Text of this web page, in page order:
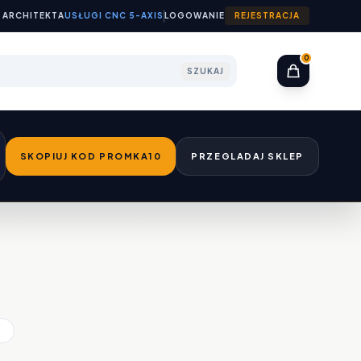
ARCHITEKTAUSŁUGI CNC 5-AXIS LOGOWANIE REJESTRACJA
SZUKAJ
0
SKOPIUJ KOD PROMKA10 PRZEGLADAJ SKLEP